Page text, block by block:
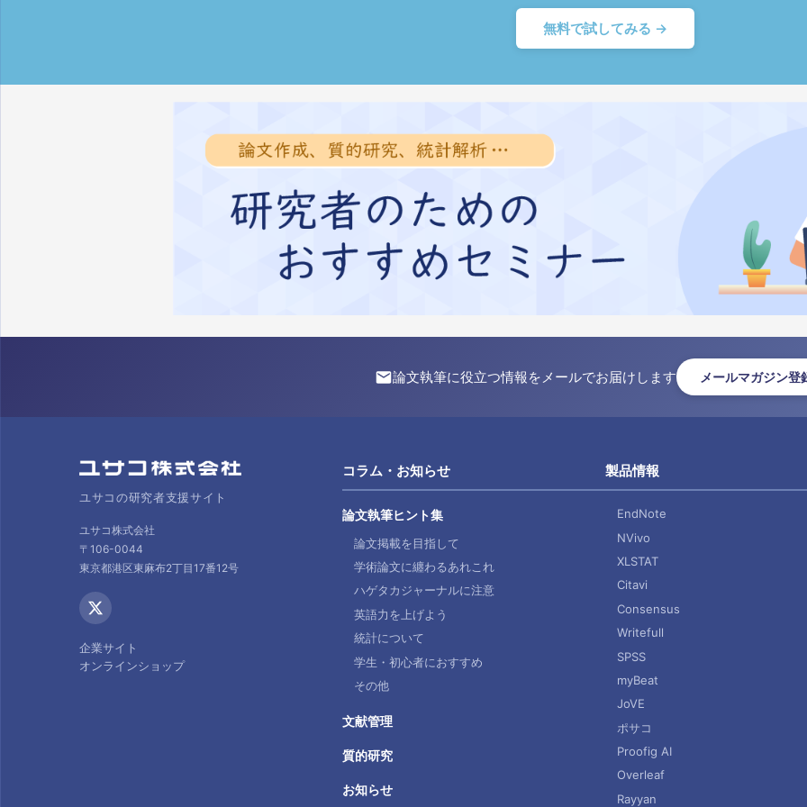
無料で試してみる →
論文執筆に役立つ情報をメールでお届けします メールマガジン登
ユサコの研究者支援サイト
ユサコ株式会社
〒106-0044
東京都港区東麻布2丁目17番12号
企業サイト
オンラインショップ
コラム・お知らせ
論文執筆ヒント集
論文掲載を目指して
学術論文に纏わるあれこれ
ハゲタカジャーナルに注意
英語力を上げよう
統計について
学生・初心者におすすめ
その他
文献管理
質的研究
お知らせ
製品情報
EndNote
NVivo
XLSTAT
Citavi
Consensus
Writefull
SPSS
myBeat
JoVE
ポサコ
Proofig AI
Overleaf
Rayyan